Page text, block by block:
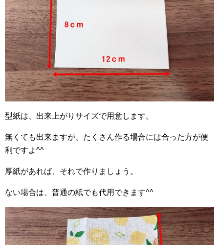
型紙は、出来上がりサイズで用意します。
無くても出来ますが、たくさん作る場合には合った方が便
利ですよ^^
厚紙があれば、それで作りましょう。
ない場合は、普通の紙でも代用できます^^